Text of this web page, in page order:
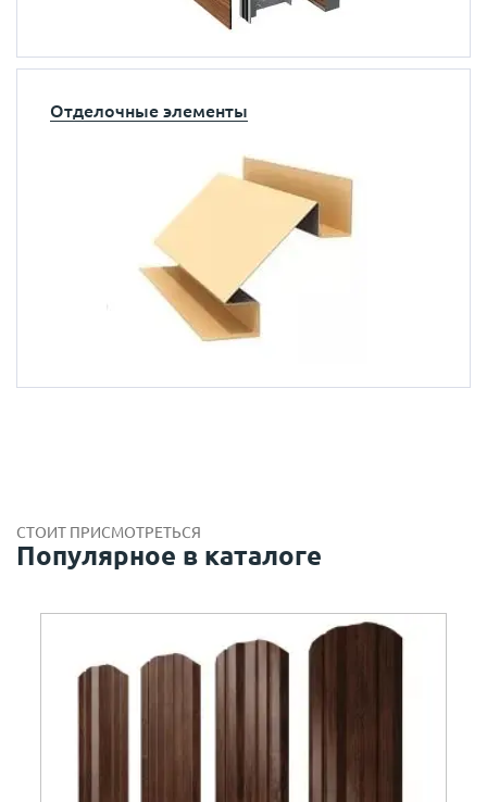
Отделочные элементы
СТОИТ ПРИСМОТРЕТЬСЯ
Популярное в каталоге